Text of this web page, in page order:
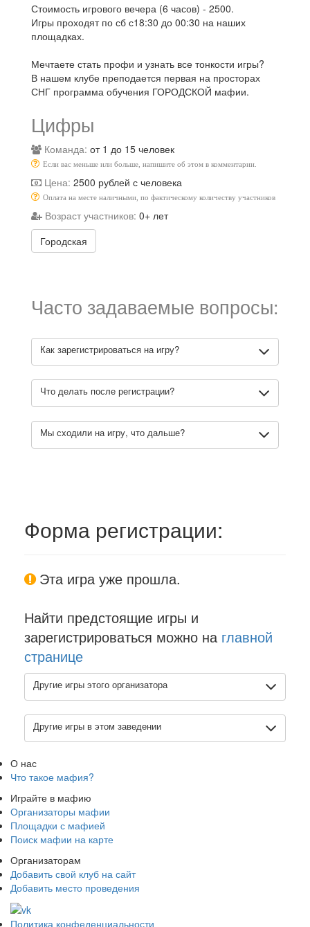
Стоимость игрового вечера (6 часов) - 2500.
Игры проходят по сб с18:30 до 00:30 на наших
площадках.
Мечтаете стать профи и узнать все тонкости игры?
В нашем клубе преподается первая на просторах
СНГ программа обучения ГОРОДСКОЙ мафии.
Цифры
Команда: от 1 до 15 человек
Если вас меньше или больше, напишите об этом в комментарии.
Цена: 2500 рублей с человека
Оплата на месте наличными, по фактическому количеству участников
Возраст участников: 0+ лет
Городская
Часто задаваемые вопросы:
Как зарегистрироваться на игру?
Что делать после регистрации?
Мы сходили на игру, что дальше?
Форма регистрации:
Эта игра уже прошла.
Найти предстоящие игры и
зарегистрироваться можно на главной
странице
Другие игры этого организатора
Другие игры в этом заведении
О нас
Что такое мафия?
Играйте в мафию
Организаторы мафии
Площадки с мафией
Поиск мафии на карте
Организаторам
Добавить свой клуб на сайт
Добавить место проведения
Политика конфеденциальности